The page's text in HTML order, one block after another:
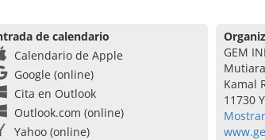
de calendario
Calendario de Apple
Google (online)
Cita en Outlook
Outlook.com (online)
Yahoo (online)
GEM
Kamal
11730